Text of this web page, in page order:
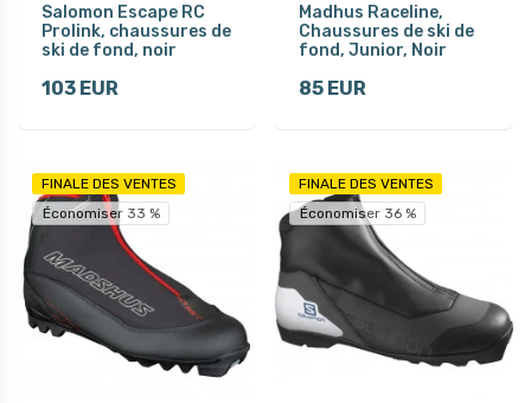
Salomon Escape RC
Prolink, chaussures de
ski de fond, noir
103 EUR
Madhus Raceline,
Chaussures de ski de
fond, Junior, Noir
85 EUR
FINALE DES VENTES
Économiser 33 %
FINALE DES VENTES
Économiser 36 %